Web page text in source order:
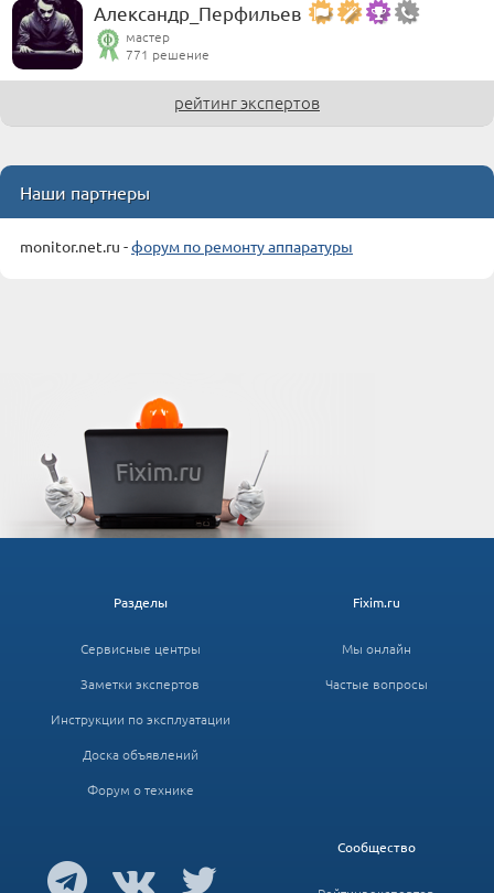
Александр_Перфильев
мастер
771 решение
рейтинг экспертов
Наши партнеры
monitor.net.ru -форум по ремонту аппаратуры
Fixim.ru
Мы онлайн
Частые вопросы
Разделы
Сервисные центры
Заметки экспертов
Инструкции по эксплуатации
Доска объявлений
Форум о технике
Сообщество